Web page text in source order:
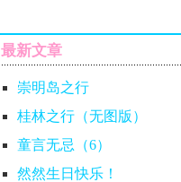
最新文章
崇明岛之行
桂林之行（无图版）
童言无忌（6）
然然生日快乐！